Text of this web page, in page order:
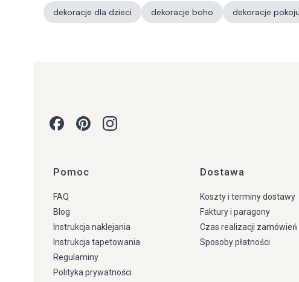
dekoracje dla dzieci dekoracje boho dekoracje
Linki w stopce
Pomoc
FAQ
Blog
Instrukcja naklejania
Instrukcja tapetowania
Regulaminy
Polityka prywatności
Dostawa
Koszty i terminy dostawy
Faktury i paragony
Czas realizacji zamówień
Sposoby płatności